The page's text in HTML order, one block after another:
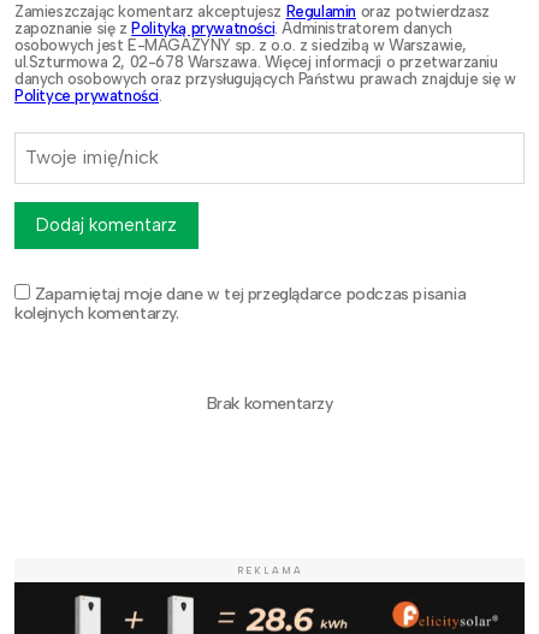
Zamieszczając komentarz akceptujesz Regulamin oraz potwierdzasz
zapoznanie się zPolityką prywatności . Administratorem danych
osobowych jest E-MAGAZYNY sp. z o.o. z siedzibą w Warszawie,
ul.Szturmowa 2, 02-678 Warszawa. Więcej informacji o przetwarzaniu
danych osobowych oraz przysługujących Państwu prawach znajduje się w
Polityce prywatności
Zapamiętaj moje dane w tej przeglądarce podczas pisania
kolejnych komentarzy.
Dodaj komentarz
Brak komentarzy
REKLAMA